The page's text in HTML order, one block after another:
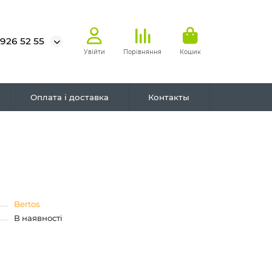
52 55
Увійти Порівняння Кошик
Оплата і доставка Контакты
Bertos
В наявності